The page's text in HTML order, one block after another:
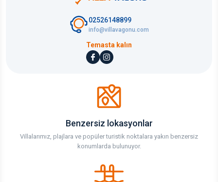
02526148899
info@villavagonu.com
Temasta kalın
Benzersiz lokasyonlar
Villalarımız, plajlara ve popüler turistik noktalara yakın benzersiz
konumlarda bulunuyor.